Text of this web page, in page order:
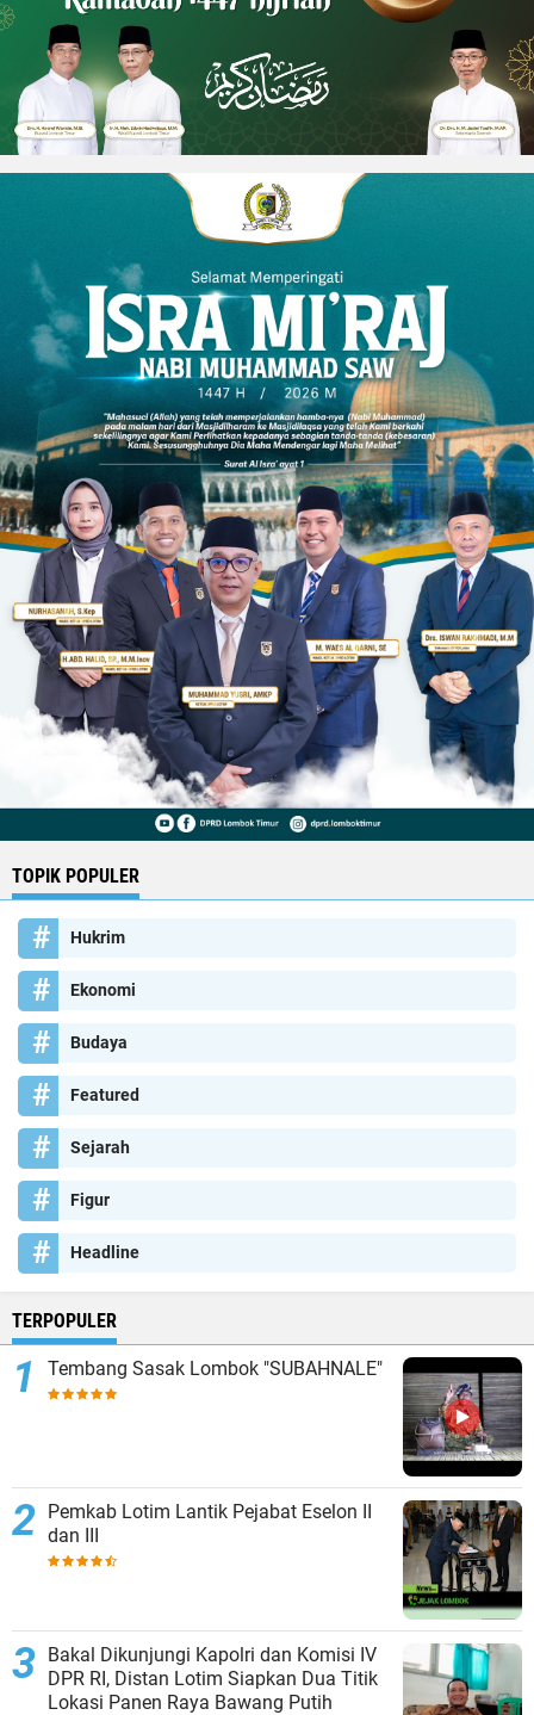
TOPIK POPULER
Hukrim
Ekonomi
Budaya
Featured
Sejarah
Figur
Headline
TERPOPULER
Tembang Sasak Lombok "SUBAHNALE"
Pemkab Lotim Lantik Pejabat Eselon II
dan III
Bakal Dikunjungi Kapolri dan Komisi IV
DPR RI, Distan Lotim Siapkan Dua Titik
Lokasi Panen Raya Bawang Putih